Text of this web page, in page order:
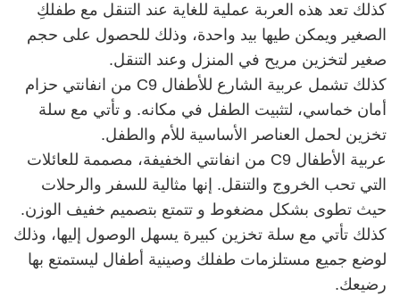
كذلك تعد هذه العربة عملية للغاية عند التنقل مع طفلكِ
الصغير ويمكن طيها بيد واحدة، وذلك للحصول على حجم
صغير لتخزين مريح في المنزل وعند التنقل.
كذلك تشمل عربية الشارع للأطفال C9 من انفانتي حزام
أمان خماسي، لتثبيت الطفل في مكانه. و تأتي مع سلة
تخزين لحمل العناصر الأساسية للأم والطفل.
عربية الأطفال C9 من انفانتي الخفيفة، مصممة للعائلات
التي تحب الخروج والتنقل. إنها مثالية للسفر والرحلات
حيث تطوى بشكل مضغوط و تتمتع بتصميم خفيف الوزن.
كذلك تأتي مع سلة تخزين كبيرة يسهل الوصول إليها، وذلك
لوضع جميع مستلزمات طفلك وصينية أطفال ليستمتع بها
رضيعك.